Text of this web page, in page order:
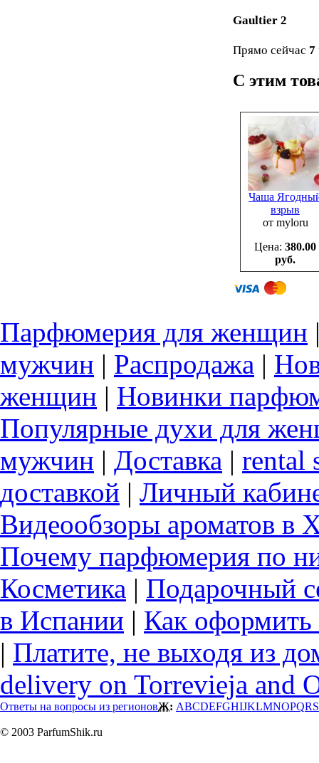
Gaultier 2
Прямо сейчас 7
С этим
Чаша
взрыв
от myloru
Цена: 380.00
руб.
Парфюмерия для женщин
мужчин | Распродажа |
женщин | Новинки
Популярные духи для
мужчин | Доставка | rental
доставкой | Личный
Видеообзоры ароматов в
Почему парфюмерия по
Косметика | Подарочный
в Испании | Как оформить
| Платите, не выходя из
delivery on Torrevieja and
Ответы на вопросы из регионовЖ: ABCDEFGHIJKLMNOPQRS
© 2003 ParfumShik.ru